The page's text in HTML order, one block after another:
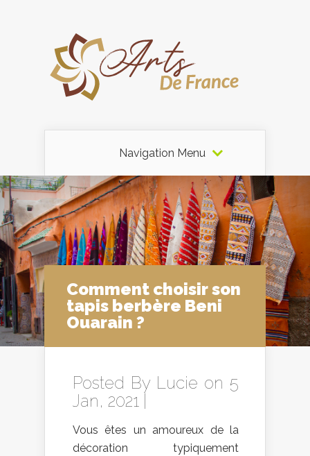
Navigation Menu
Comment choisir son
tapis berbère Beni
Ouarain ?
Posted By Lucie on 5
Jan, 2021 |
Vous êtes un amoureux de la
décoration typiquement